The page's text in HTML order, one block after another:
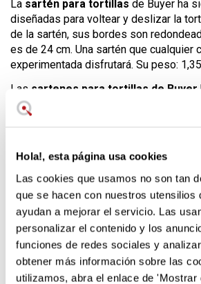
Hola!, esta página usa cookies
Las cookies que usamos no son tan
que se hacen con nuestros utensilios
ayudan a mejorar el servicio. Las
personalizar el contenido y los
funciones de redes sociales y
obtener más información sobre las
utilizamos, abra el enlace de 'Mostrar
La sartén para tortillas de Buyer ha
diseñadas para voltear y deslizar la
de la sartén, sus bordes son
es de 24 cm. Una sartén que cualquier
experimentada disfrutará. Su peso:
Las sartenes para tortillas de Buyer
fabricadas para durar
, son sartenes
tecnología y materiales modernos
están recubiertas por una capa de cera
objetivo de mejorar la anti adherencia
El hierro es un buen conductor
calor se distribuirá por toda la
uniformemente y manteniendo el calor
que una vez calientes podrás bajar el